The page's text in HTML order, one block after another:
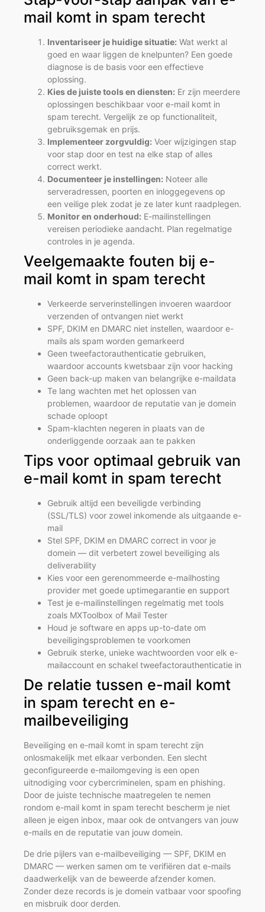
mail komt in spam terecht
Inventariseer je huidige situatie: Wat werkt al
goed en waar liggen de knelpunten? Een goede
diagnose is de basis voor een effectieve
oplossing.
Kies de juiste tools en diensten: Er zijn meerdere
oplossingen beschikbaar voor e-mail komt in
spam terecht. Vergelijk ze op functionaliteit,
gebruiksgemak en prijs.
Implementeer zorgvuldig: Voer wijzigingen stap
voor stap door en test na elke stap of alles
correct werkt.
Documenteer je instellingen: Noteer alle
serveradressen, poorten en inloggegevens op
een veilige plek zodat je ze later kunt raadplegen.
Monitor en onderhoud: E-mailinstellingen
vereisen periodieke aandacht. Plan regelmatige
controles in je agenda.
Veelgemaakte fouten bij e-
mail komt in spam terecht
Verkeerde serverinstellingen invoeren waardoor
verzenden of ontvangen niet werkt
SPF, DKIM en DMARC niet instellen, waardoor e-
mails als spam worden gemarkeerd
Geen tweefactorauthenticatie gebruiken,
waardoor accounts kwetsbaar zijn voor hacking
Geen back-up maken van belangrijke e-maildata
Te lang wachten met het oplossen van
problemen, waardoor de reputatie van je domein
schade oploopt
Spam-klachten negeren in plaats van de
onderliggende oorzaak aan te pakken
Tips voor optimaal gebruik van
e-mail komt in spam terecht
Gebruik altijd een beveiligde verbinding
(SSL/TLS) voor zowel inkomende als uitgaande e-
mail
Stel SPF, DKIM en DMARC correct in voor je
domein — dit verbetert zowel beveiliging als
deliverability
Kies voor een gerenommeerde e-mailhosting
provider met goede uptimegarantie en support
Test je e-mailinstellingen regelmatig met tools
zoals MXToolbox of Mail Tester
Houd je software en apps up-to-date om
beveiligingsproblemen te voorkomen
Gebruik sterke, unieke wachtwoorden voor elk e-
mailaccount en schakel tweefactorauthenticatie in
De relatie tussen e-mail komt
in spam terecht en e-
mailbeveiliging
Beveiliging en e-mail komt in spam terecht zijn
onlosmakelijk met elkaar verbonden. Een slecht
geconfigureerde e-mailomgeving is een open
uitnodiging voor cybercriminelen, spam en phishing.
Door de juiste technische maatregelen te nemen
rondom e-mail komt in spam terecht bescherm je niet
alleen je eigen inbox, maar ook de ontvangers van jouw
e-mails en de reputatie van jouw domein.
De drie pijlers van e-mailbeveiliging — SPF, DKIM en
DMARC — werken samen om te verifiëren dat e-mails
daadwerkelijk van de beweerde afzender komen.
Zonder deze records is je domein vatbaar voor spoofing
en misbruik door derden.